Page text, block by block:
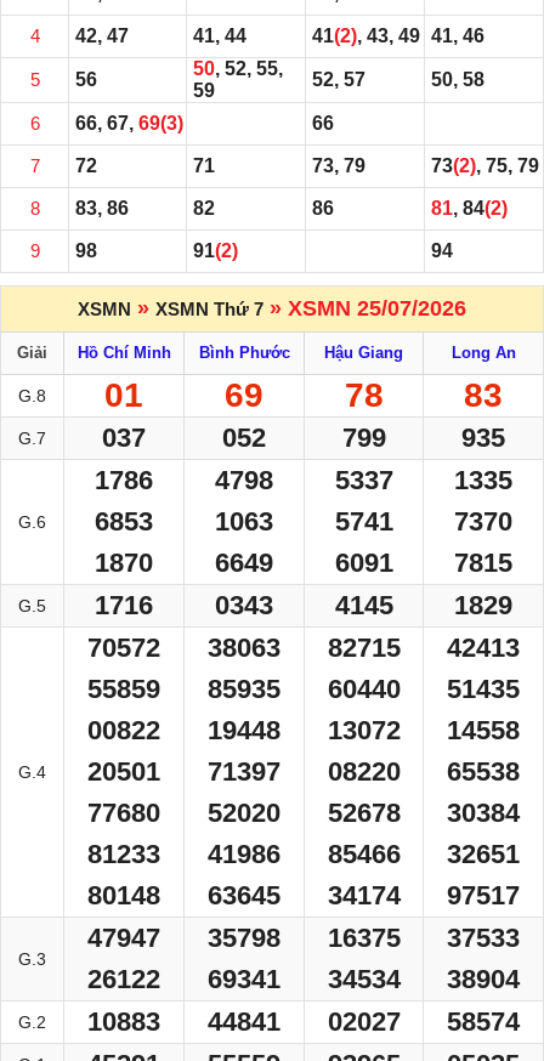
4 42, 47 41, 44 41(2), 43, 49 41, 46
5 56
50, 52, 55,
59
52, 57 50, 58
6 66, 67, 69(3) 66
7 72 71 73, 79 73(2), 75, 79
8 83, 86 82 86 81, 84(2)
9 98 91(2) 94
XSMN » XSMN Thứ 7 » XSMN 25/07/2026
Giải Hồ Chí Minh Bình Phước Hậu Giang Long An
G.8 01 69 78 83
G.7 037 052 799 935
G.6
1786
6853
1870
4798
1063
6649
5337
5741
6091
1335
7370
7815
G.5 1716 0343 4145 1829
G.4
70572
55859
00822
20501
77680
81233
80148
38063
85935
19448
71397
52020
41986
63645
82715
60440
13072
08220
52678
85466
34174
42413
51435
14558
65538
30384
32651
97517
G.3
47947
26122
35798
69341
16375
34534
37533
38904
G.2 10883 44841 02027 58574